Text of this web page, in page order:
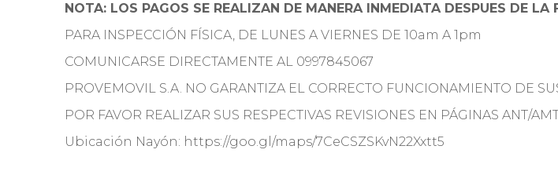
NOTA: LOS PAGOS SE REALIZAN DE MANERA INMEDIATA DESPUES DE
PARA INSPECCIÓN FÍSICA, DE LUNES A VIERNES DE 10am A 1pm
COMUNICARSE DIRECTAMENTE AL 0997845067
PROVEMOVIL S.A. NO GARANTIZA EL CORRECTO FUNCIONAMIENTO DE
POR FAVOR REALIZAR SUS RESPECTIVAS REVISIONES EN PÁGINAS ANT/
Ubicación Nayón: https://goo.gl/maps/7CeCSZSKvN22Xxtt5